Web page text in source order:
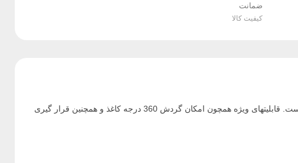
ضمانت
کیفیت کالا
فنرهای مارپیچ فلزی با قیمت پایین و همچنین استحکام و مقاومت بالا بهترین گزینه برای اتصال اوراق به یکدیگر بصورت دائمی و همیشگی است. قابلیتهای ویژه همچون امکان گردش 360 درجه کاغذ و همچنین قرار گیری